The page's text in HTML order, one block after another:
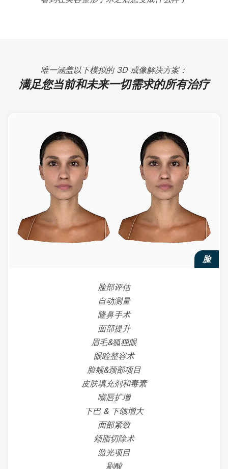
唯一涵盖以下模拟的 3D 成像解决方案：
满足您当前和未来一切需求的所有治疗
脸
脸部评估
自动测量
隆鼻手术
面部提升
眉毛&狐狸眼
眼睑整容术
脸颊&颈部项目
皮肤填充剂和毒素
嘴唇扩增
下巴 & 下颌增大
面部紧致
颊脂切除术
激光项目
刷酸